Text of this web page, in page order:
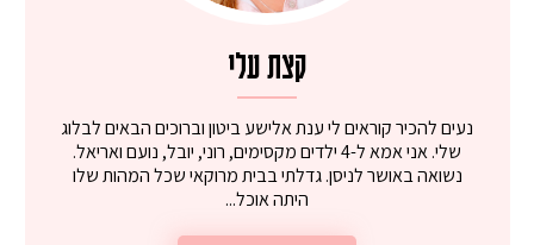
קצת עלי
נעים להכיר קוראים לי ענת אלישע ביטון וברוכים הבאים לבלוג
שלי. אני אמא ל-4 ילדים מקסימים, רוני, יובל, נועם ואריאל.
נשואה באושר לניסן. גדלתי בבית מרוקאי שכל המהות שלו
היתה אוכל...